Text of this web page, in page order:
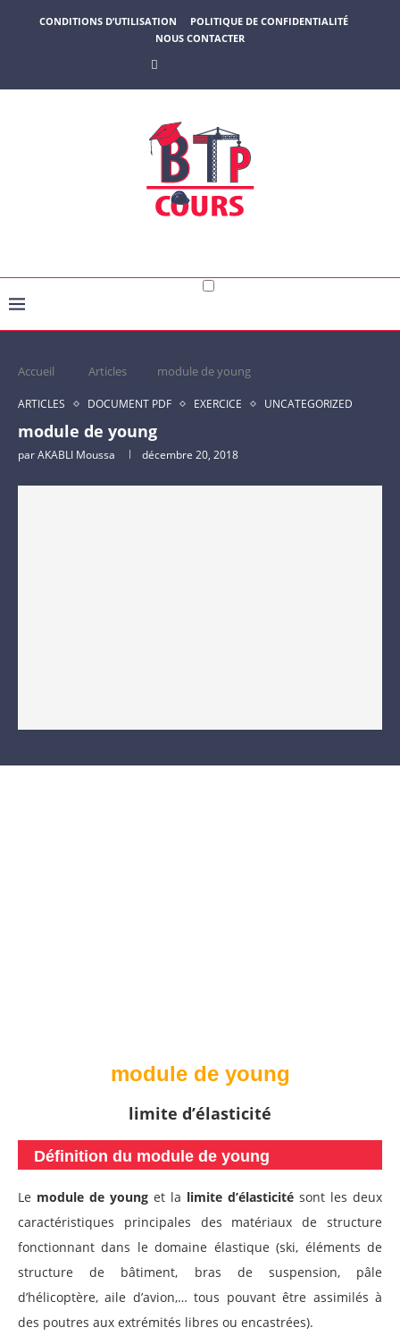
CONDITIONS D’UTILISATION
POLITIQUE DE CONFIDENTIALITÉ
NOUS CONTACTER
Accueil Articles module de young
ARTICLES DOCUMENT PDF EXERCICE UNCATEGORIZED
module de young
parAKABLI Moussa décembre 20, 2018
module de young
limite d’élasticité
Définition du module de young
Le module de young et la limite d’élasticité sont les deux
caractéristiques principales des matériaux de structure
fonctionnant dans le domaine élastique (ski, éléments de
structure de bâtiment, bras de suspension, pâle
d’hélicoptère, aile d’avion,… tous pouvant être assimilés à
des poutres aux extrémités libres ou encastrées).